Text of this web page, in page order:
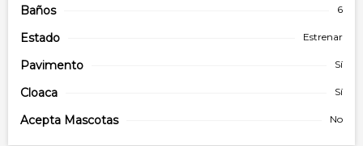
Baños 6
Estado Estrenar
Pavimento Sí
Cloaca Sí
Acepta Mascotas No